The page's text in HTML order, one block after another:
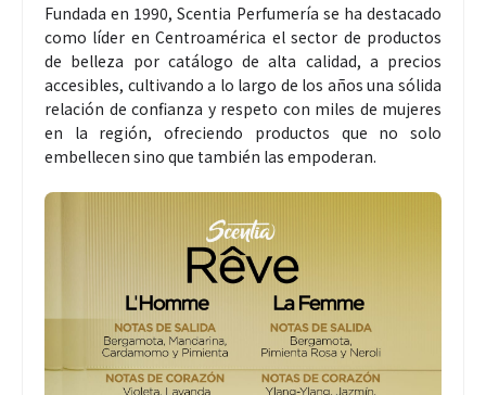
Fundada en 1990, Scentia Perfumería se ha destacado
como líder en Centroamérica el sector de productos
de belleza por catálogo de alta calidad, a precios
accesibles, cultivando a lo largo de los años una sólida
relación de confianza y respeto con miles de mujeres
en la región, ofreciendo productos que no solo
embellecen sino que también las empoderan.